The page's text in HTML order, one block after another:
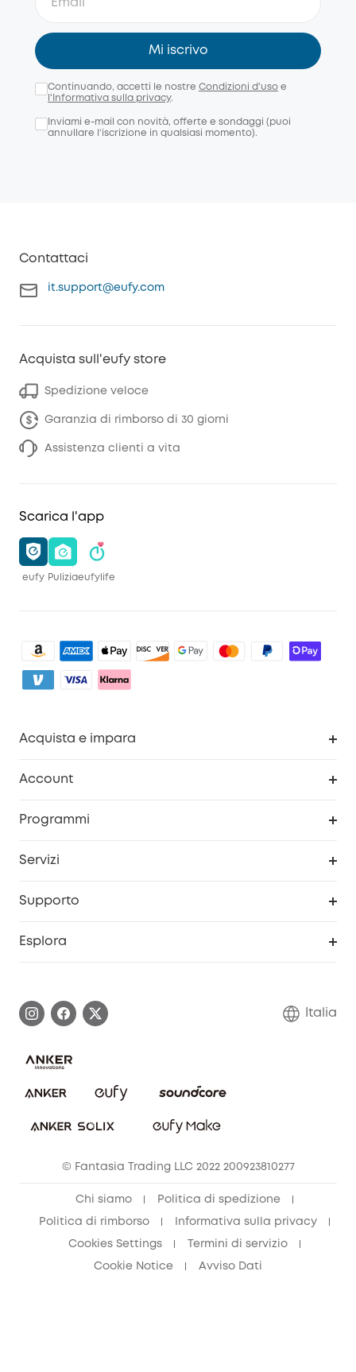
Mi iscrivo
Continuando, accetti le nostre Condizioni d'uso e
l'Informativa sulla privacy.
Inviami e-mail con novità, offerte e sondaggi (puoi
annullare l’iscrizione in qualsiasi momento).
Contattaci
it.support@eufy.com
Acquista sull'eufy store
Spedizione veloce
Garanzia di rimborso di 30 giorni
Assistenza clienti a vita
Scarica l'app
eufy Puliziaeufylife
Acquista e impara
Account
Programmi
Servizi
Supporto
Annulla ordine
Esplora
Contattaci
Italia
© Fantasia Trading LLC 2022 200923810277
Chi siamo Politica di spedizione
Politica di rimborso Informativa sulla privacy
Cookies Settings Termini di servizio
Cookie Notice Avviso Dati